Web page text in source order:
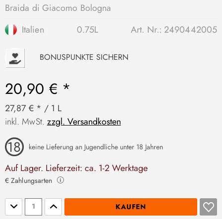
Braida di Giacomo Bologna
Italien
0.75L Art. Nr.: 2490442005
P BONUSPUNKTE SICHERN
20,90 € *
27,87 € * / 1 L
inkl. MwSt. zzgl. Versandkosten
keine Lieferung an Jugendliche unter 18 Jahren
Auf Lager. Lieferzeit: ca. 1-2 Werktage
€ Zahlungsarten
Stückzahl KAUFEN